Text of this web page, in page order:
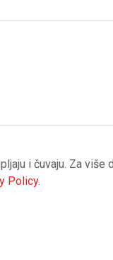
i čuvaju. Za više
Policy.